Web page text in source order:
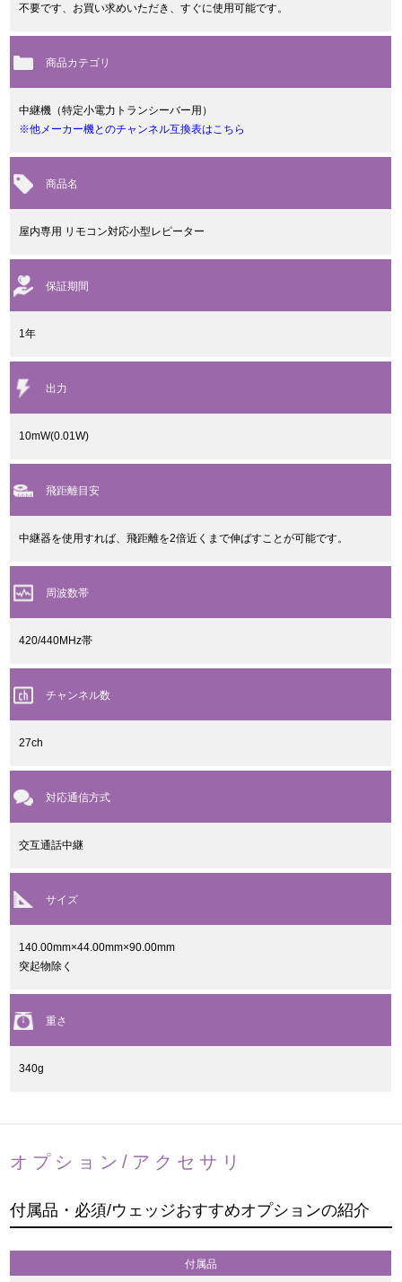
不要です、お買い求めいただき、すぐに使用可能です。
商品カテゴリ
中継機（特定小電力トランシーバー用）
※他メーカー機とのチャンネル互換表はこちら
商品名
屋内専用 リモコン対応小型レピーター
保証期間
1年
出力
10mW(0.01W)
飛距離目安
中継器を使用すれば、飛距離を2倍近くまで伸ばすことが可能です。
周波数帯
420/440MHz帯
チャンネル数
27ch
対応通信方式
交互通話中継
サイズ
140.00mm×44.00mm×90.00mm
突起物除く
重さ
340g
オプション/アクセサリ
付属品・必須/ウェッジおすすめオプションの紹介
付属品